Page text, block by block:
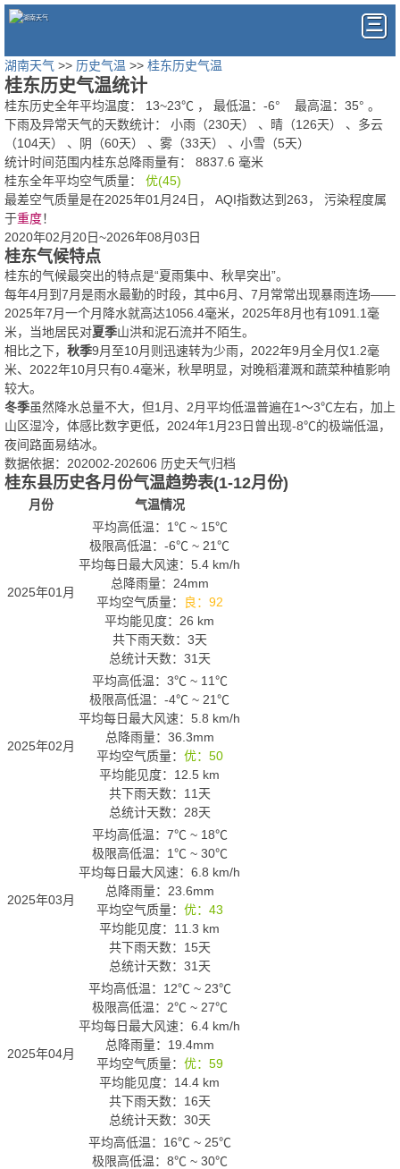
湖南天气 >> 历史气温 >> 桂东历史气温
桂东历史气温统计
桂东历史全年平均温度： 13~23℃ ， 最低温： -6° 最高温： 35° 。
下雨及异常天气的天数统计： 小雨（230天） 、晴（126天） 、多云
（104天） 、阴（60天） 、雾（33天） 、小雪（5天）
统计时间范围内桂东总降雨量有： 8837.6 毫米
桂东全年平均空气质量： 优(45)
最差空气质量是在2025年01月24日， AQI指数达到263， 污染程度属
于重度！
2020年02月20日~2026年08月03日
桂东气候特点
桂东的气候最突出的特点是“夏雨集中、秋旱突出”。
每年4月到7月是雨水最勤的时段，其中6月、7月常常出现暴雨连场——
2025年7月一个月降水就高达1056.4毫米，2025年8月也有1091.1毫
米，当地居民对夏季山洪和泥石流并不陌生。
相比之下， 秋季9月至10月则迅速转为少雨，2022年9月全月仅1.2毫
米、2022年10月只有0.4毫米，秋旱明显，对晚稻灌溉和蔬菜种植影响
较大。
冬季虽然降水总量不大，但1月、2月平均低温普遍在1～3℃左右，加上
山区湿冷，体感比数字更低，2024年1月23日曾出现-8℃的极端低温，
夜间路面易结冰。
数据依据：202002-202606 历史天气归档
桂东县历史各月份气温趋势表(1-12月份)
月份 气温情况
2025年01月
平均高低温： 1℃ ~ 15℃
极限高低温： -6℃ ~ 21℃
平均每日最大风速：5.4 km/h
总降雨量：24mm
平均空气质量：
良：92
平均能见度：26 km
共下雨天数：3天
总统计天数：31天
2025年02月
平均高低温： 3℃ ~ 11℃
极限高低温： -4℃ ~ 21℃
平均每日最大风速：5.8 km/h
总降雨量：36.3mm
平均空气质量： 优：50
平均能见度：12.5 km
共下雨天数：11天
总统计天数：28天
2025年03月
平均高低温： 7℃ ~ 18℃
极限高低温： 1℃ ~ 30℃
平均每日最大风速：6.8 km/h
总降雨量：23.6mm
平均空气质量： 优：43
平均能见度：11.3 km
共下雨天数：15天
总统计天数：31天
2025年04月
平均高低温： 12℃ ~ 23℃
极限高低温： 2℃ ~ 27℃
平均每日最大风速：6.4 km/h
总降雨量：19.4mm
平均空气质量： 优：59
平均能见度：14.4 km
共下雨天数：16天
总统计天数：30天
平均高低温： 16℃ ~ 25℃
极限高低温： 8℃ ~ 30℃